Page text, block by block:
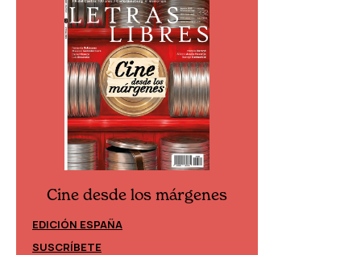
Cine desde los márgenes
EDICIÓN ESPAÑA
SUSCRÍBETE